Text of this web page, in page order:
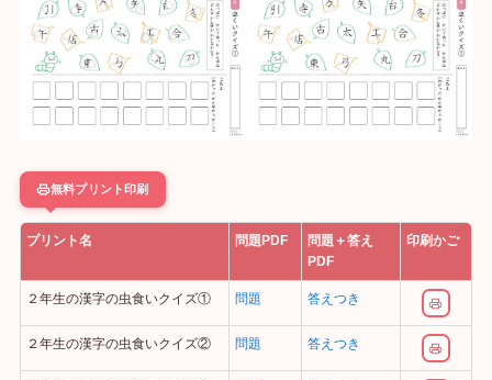
無料プリント印刷
プリント名 問題PDF
問題＋答え
PDF
印刷かご
２年生の漢字の虫食いクイズ① 問題 答えつき
２年生の漢字の虫食いクイズ② 問題 答えつき